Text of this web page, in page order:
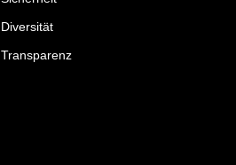
Diversität
Transparenz